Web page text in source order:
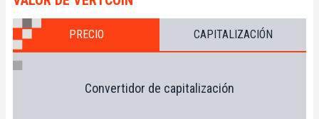
PRECIO CAPITALIZACIÓN
Convertidor de capitalización